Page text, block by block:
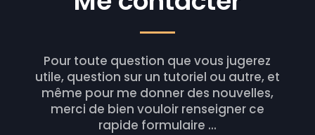
Pour toute question que vous jugerez
utile, question sur un tutoriel ou autre, et
même pour me donner des nouvelles,
merci de bien vouloir renseigner ce
rapide formulaire ...